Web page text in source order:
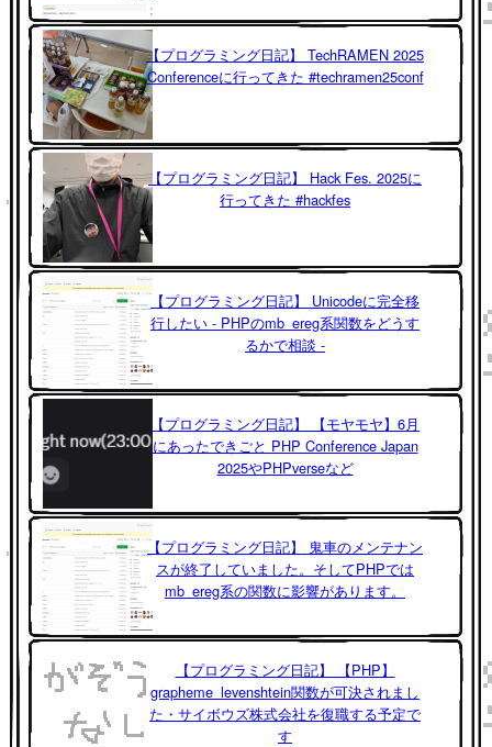
【プログラミング日記】 TechRAMEN 2025
Conferenceに行ってきた #techramen25conf
【プログラミング日記】 Hack Fes. 2025に
行ってきた #hackfes
【プログラミング日記】 Unicodeに完全移
行したい - PHPのmb_ereg系関数をどうす
るかで相談 -
【プログラミング日記】 【モヤモヤ】6月
にあったできごと PHP Conference Japan
2025やPHPverseなど
【プログラミング日記】 鬼車のメンテナン
スが終了していました。そしてPHPでは
mb_ereg系の関数に影響があります。
【プログラミング日記】 【PHP】
grapheme_levenshtein関数が可決されまし
た・サイボウズ株式会社を復職する予定で
す